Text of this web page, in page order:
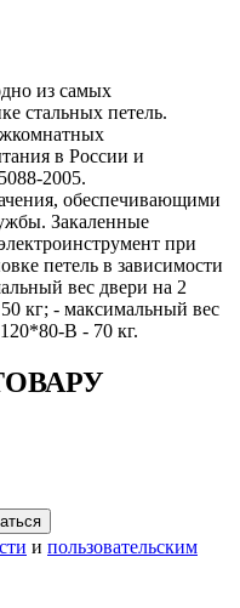
из самых
стальных петель.
в России и
2005.
обеспечивающими
Закаленные
при
петель в зависимости
вес двери на 2
кг; - максимальный вес
B - 70 кг.
и пользовательским